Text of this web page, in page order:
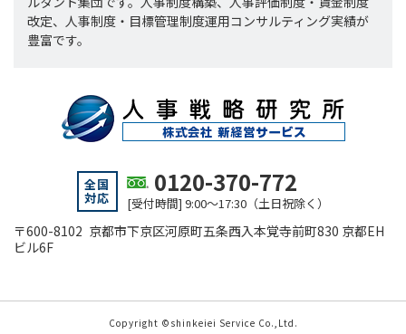
改定、人事制度・目標管理制度運用コンサルティング実績が
豊富です。
全国
対応
0120-370-772
[受付時間] 9:00～17:30（土日祝除く）
〒600-8102 京都市下京区河原町五条西入本覚寺前町830 京都EH
ビル6F
Copyright ©shinkeiei Service Co.,Ltd.